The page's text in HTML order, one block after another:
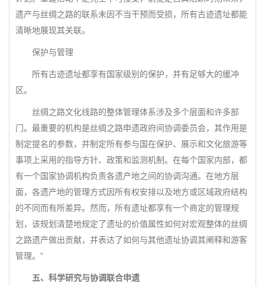
遗产与丝绸之路的联系未因不当干预而受损，所有古迹遗址都能
清晰地展现其关联。
保护与管理
所有古迹遗址都享有国家级别的保护，并有足够大的缓冲
区。
丝绸之路文化线路的整体管理体系涉及多个层面和许多部
门。最重要的机构是丝绸之路申遗政府间协调委员会，其作用是
制定提名的参数，并制定所有参与国在保护、展示和文化旅游等
事项上采用的指导方针、政策和监测机制。在每个国家内部，都
有一个国家协调机构负责各遗产地之间的协调沟通。在地方层
面，各遗产地的管理方式因所有权安排以及地方或区域政府结构
的不同而有所差异。然而，所有遗址都享有一个商定的管理规
划，该规划清楚地规定了遗址的价值属性如何对宏观整体的丝绸
之路遗产做出贡献，并表达了如何与其他遗址协调其阐释和游客
管理。”
五、科学研究与协调联合申遗